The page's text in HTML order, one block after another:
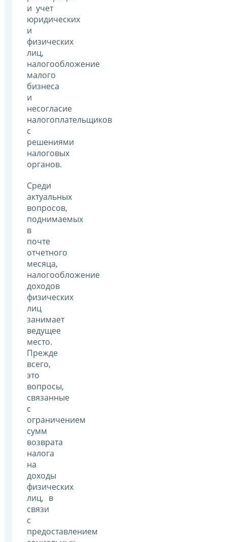
и учет
юридических
и
физических
лиц,
налогообложение
малого
бизнеса
и
несогласие
налогоплательщиков
с
решениями
налоговых
органов.
Среди
актуальных
вопросов,
поднимаемых
в
почте
отчетного
месяца,
налогообложение
доходов
физических
лиц
занимает
ведущее
место.
Прежде
всего,
это
вопросы,
связанные
с
ограничением
сумм
возврата
налога
на
доходы
физических
лиц, в
связи
с
предоставлением